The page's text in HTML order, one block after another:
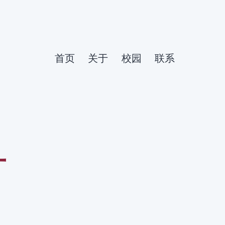
首页 关于 校园 联系